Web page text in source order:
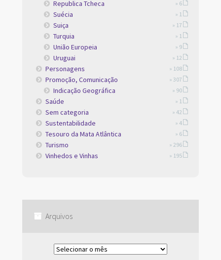
Republica Tcheca » 6
Suécia » 1
Suiça » 17
Turquia » 1
União Europeia » 9
Uruguai » 12
Personagens » 108
Promoção, Comunicação » 307
Indicação Geográfica » 90
Saúde » 1
Sem categoria » 42
Sustentabilidade » 4
Tesouro da Mata Atlântica » 6
Turismo » 296
Vinhedos e Vinhas » 195
Arquivos